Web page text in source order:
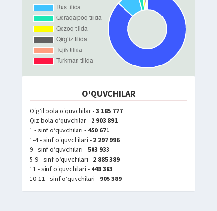
O‘QUVCHILAR
O‘g‘il bola o‘quvchilar -3 185 777
Qiz bola o‘quvchilar - 2 903 891
1 - sinf o‘quvchilari - 450 671
1-4 - sinf o‘quvchilari - 2 297 996
9 - sinf o‘quvchilari -503 933
5-9 - sinf o‘quvchilari - 2 885 389
11 - sinf o‘quvchilari - 448 363
10-11 - sinf o‘quvchilari - 905 389